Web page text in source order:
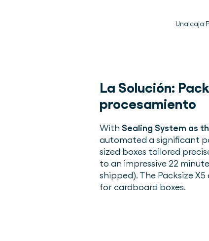
Una caja
La Solución:
procesamiento
With Sealing System as
automated a significant
sized boxes tailored
to an impressive 22
shipped). The Packsize
for cardboard boxes.